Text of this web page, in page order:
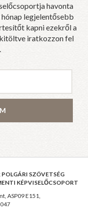
havonta
legjelentősebb
kapni ezekről a
iratkozzon fel
SZÖVETSÉG
KÉPVISELŐCSOPORT
ASP09 E151,